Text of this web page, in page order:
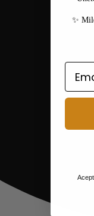
✨